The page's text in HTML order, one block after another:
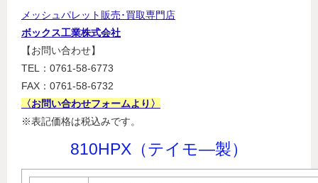
メッシュパレット販売･買取専門店
ボックス工業株式会社
【お問い合わせ】
TEL：0761-58-6773
FAX：0761-58-6732
〈お問い合わせフォームより〉
※表記価格は税込みです。
810HPX（テイモ―製）